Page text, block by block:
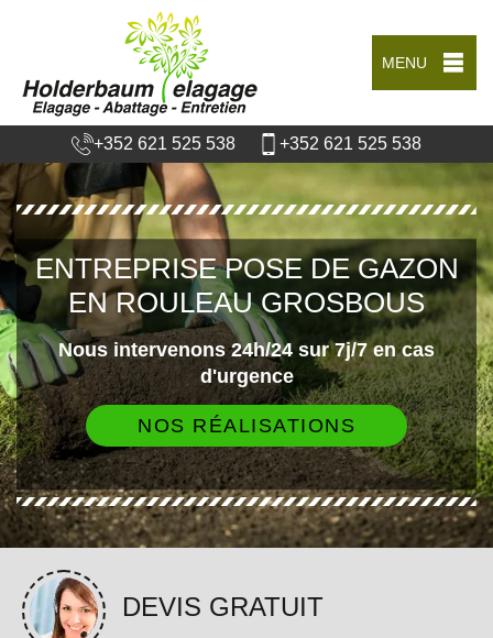
MENU
+352 621 525 538 +352 621 525 538
ENTREPRISE POSE DE GAZON
EN ROULEAU GROSBOUS
Nous intervenons 24h/24 sur 7j/7 en cas
d'urgence
NOS RÉALISATIONS
DEVIS GRATUIT